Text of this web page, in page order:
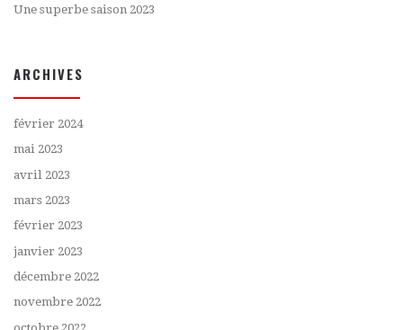
Une superbe saison 2023
ARCHIVES
février 2024
mai 2023
avril 2023
mars 2023
février 2023
janvier 2023
décembre 2022
novembre 2022